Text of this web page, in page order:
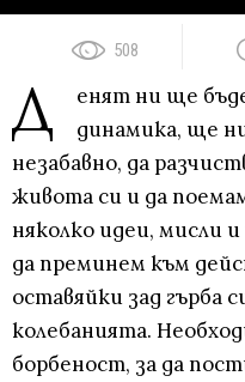
508
Д
енят ни ще
динамика, ще
незабавно, да
живота си и да
няколко идеи, мисли
да преминем към
оставяйки зад гърба
колебанията.
борбеност, за да